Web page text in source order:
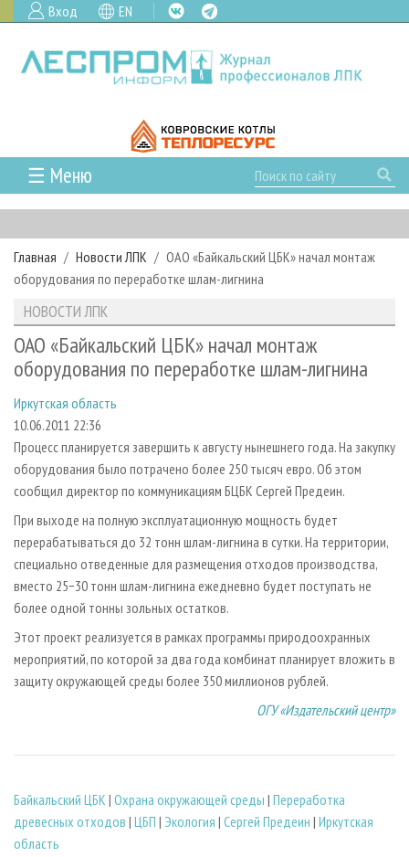
Вход EN
☰ Меню
ГЛАВНАЯ
РУБРИКИ И ТЕМЫ
РУБРИКИ ЖУРНАЛА
ЛЕСОЗАГОТОВКА
ЛЕСОПИЛЕНИЕ
СУШКА ДРЕВЕСИНЫ
ПРОИЗВОДСТВО ДРЕВЕСНЫХ ПЛИТ
ДЕРЕВЯННОЕ ДОМОСТРОЕНИЕ
БИОЭНЕРГЕТИКА
ЦБП
ИНСТРУМЕНТ И МАТЕРИАЛЫ
НОВОСТИ
НОВОСТИ ЛПК
НОВОСТИ ЖУРНАЛА
ПРОЕКТЫ ЛПИ
АНАЛИТИКА
ПРЕДПРИЯТИЯ ЛПК
ПЕРСОНЫ
МОБИЛЬНЫЕ ВЫСТАВКИ
ОФИЦИАЛЬНЫЕ ДЕЛЕГАЦИИ
ПРИОРИТЕТНЫЕ ИНВЕСТПРОЕКТЫ
RUSSIAN FORESTRY REVIEW
ГАЗЕТА ЛЕСПРОМФОРУМ
БИБЛИОТЕКА СПЕЦИАЛИСТА
АРХИВ
АРХИВ ЖУРНАЛОВ
СТАТЬИ
О ЖУРНАЛЕ
ПОДПИСКА
КОНТАКТЫ
РЕКЛАМОДАТЕЛЯМ
РЕКЛАМА
РЕКЛАМА НА САЙТЕ
Главная Новости ЛПК
ОАО «Байкальский ЦБК» начал монтаж
оборудования по переработке шлам-лигнина
НОВОСТИ ЛПК
ОАО «Байкальский ЦБК» начал монтаж
оборудования по переработке шлам-лигнина
Иркутская область
10.06.2011 22:36
Процесс планируется завершить к августу нынешнего года. На закупку
оборудования было потрачено более 250 тысяч евро. Об этом
сообщил директор по коммуникациям БЦБК Сергей Предеин.
При выходе на полную эксплуатационную мощность будет
перерабатываться до 32 тонн шлам-лигнина в сутки. На территории,
специально отведенные для размещения отходов производства,
вместо 25−30 тонн шлам-лигнина ежедневно будет поступать не
более одной тонны зольных остатков.
Этот проект реализуется в рамках программы природоохранных
мероприятий, по которой за два года комбинат планирует вложить в
защиту окружающей среды более 350 миллионов рублей.
ОГУ «Издательский центр»
Байкальский ЦБК | Охрана окружающей среды | Переработка
древесных отходов | ЦБП | Экология | Сергей Предеин | Иркутская
область